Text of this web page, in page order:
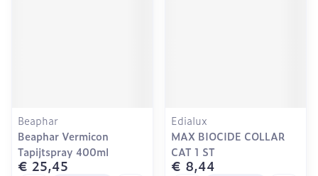
Beaphar
Beaphar Vermicon
Tapijtspray 400ml
€ 25,45
Edialux
MAX BIOCIDE COLLAR
CAT 1 ST
€ 8,44